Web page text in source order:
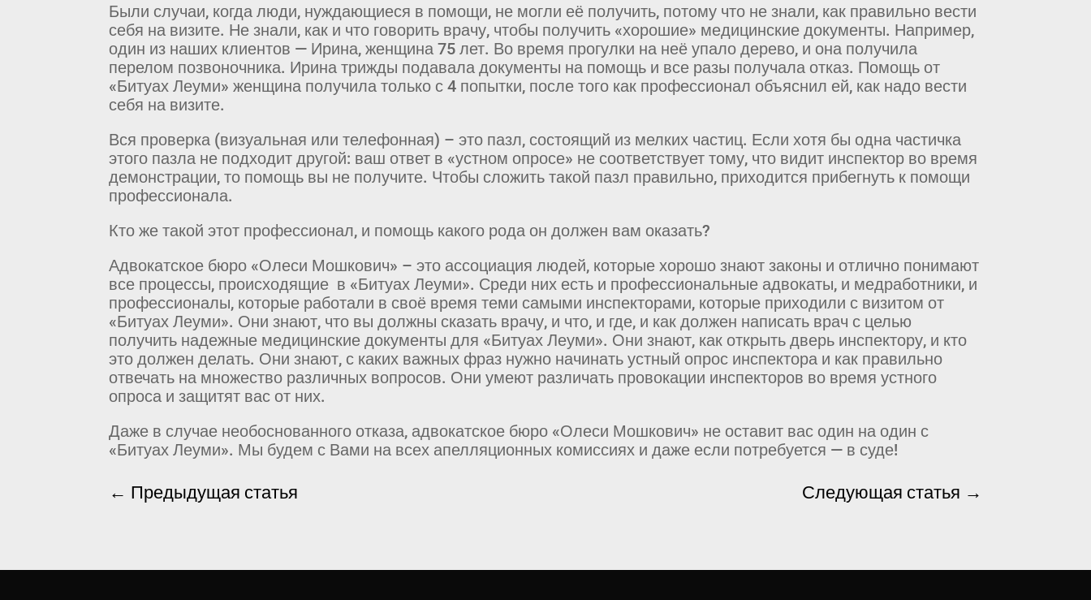
Были случаи, когда люди, нуждающиеся в помощи, не могли её получить, потому что не знали, как правильно вести
себя на визите. Не знали, как и что говорить врачу, чтобы получить «хорошие» медицинские документы. Например,
один из наших клиентов — Ирина, женщина 75 лет. Во время прогулки на неё упало дерево, и она получила
перелом позвоночника. Ирина трижды подавала документы на помощь и все разы получала отказ. Помощь от
«Битуах Леуми» женщина получила только с 4 попытки, после того как профессионал объяснил ей, как надо вести
себя на визите.
Вся проверка (визуальная или телефонная) – это пазл, состоящий из мелких частиц. Если хотя бы одна частичка
этого пазла не подходит другой: ваш ответ в «устном опросе» не соответствует тому, что видит инспектор во время
демонстрации, то помощь вы не получите. Чтобы сложить такой пазл правильно, приходится прибегнуть к помощи
профессионала.
Кто же такой этот профессионал, и помощь какого рода он должен вам оказать?
Адвокатское бюро «Олеси Мошкович» – это ассоциация людей, которые хорошо знают законы и отлично понимают
все процессы, происходящие в «Битуах Леуми». Среди них есть и профессиональные адвокаты, и медработники, и
профессионалы, которые работали в своё время теми самыми инспекторами, которые приходили с визитом от
«Битуах Леуми». Они знают, что вы должны сказать врачу, и что, и где, и как должен написать врач с целью
получить надежные медицинские документы для «Битуах Леуми». Они знают, как открыть дверь инспектору, и кто
это должен делать. Они знают, с каких важных фраз нужно начинать устный опрос инспектора и как правильно
отвечать на множество различных вопросов. Они умеют различать провокации инспекторов во время устного
опроса и защитят вас от них.
Даже в случае необоснованного отказа, адвокатское бюро «Олеси Мошкович» не оставит вас один на один с
«Битуах Леуми». Мы будем с Вами на всех апелляционных комиссиях и даже если потребуется — в суде!
← Предыдущая статья Следующая статья →